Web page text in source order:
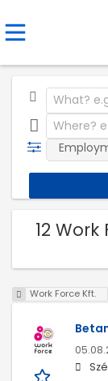
12
Work Force Kft.